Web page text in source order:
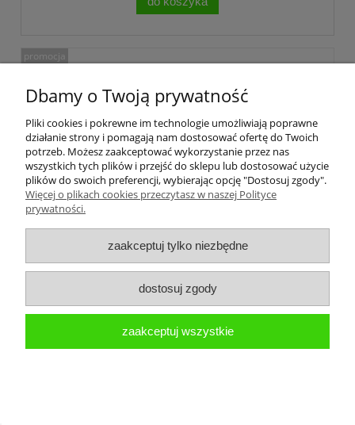
BUTELKA BIDON NA WODĘ KAMBUKKA
LAGOON MANGO ZE SŁOMKĄ I
USTNIKIEM 750 ml
75,99 zł
promocja
Dbamy o Twoją prywatność
Pliki cookies i pokrewne im technologie umożliwiają poprawne
działanie strony i pomagają nam dostosować ofertę do Twoich
potrzeb. Możesz zaakceptować wykorzystanie przez nas
wszystkich tych plików i przejść do sklepu lub dostosować użycie
plików do swoich preferencji, wybierając opcję "Dostosuj zgody".
Więcej o plikach cookies przeczytasz w naszej Polityce
prywatności.
zaakceptuj tylko niezbędne
dostosuj zgody
zaakceptuj wszystkie